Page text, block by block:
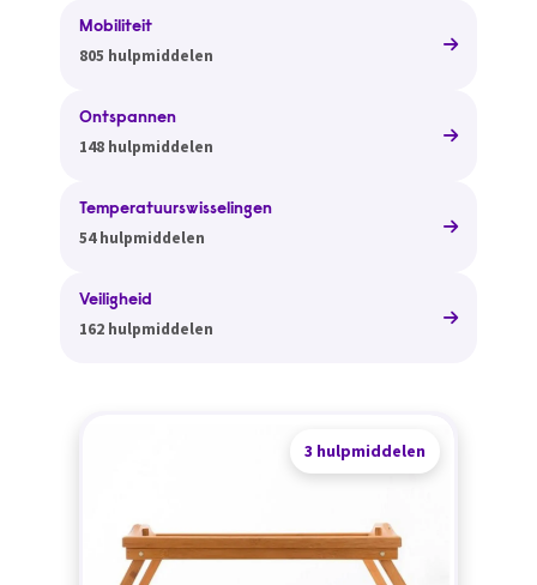
Mobiliteit
805 hulpmiddelen
Ontspannen
148 hulpmiddelen
Temperatuurswisselingen
54 hulpmiddelen
Veiligheid
162 hulpmiddelen
3 hulpmiddelen